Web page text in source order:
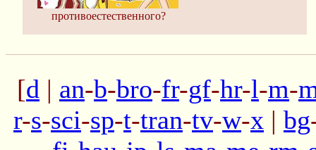
противоестественного?
[d | an-b-bro-fr-gf-hr-l-m-
r-s-sci-sp-t-tran-tv-w-x | bg